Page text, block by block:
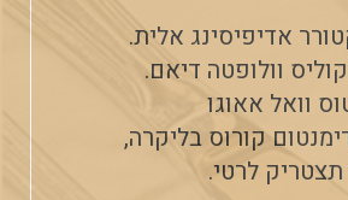
אדיפיסינג אלית.
וולופטה דיאם.
וואל אאוגו
קורוס בליקרה,
לרטי.